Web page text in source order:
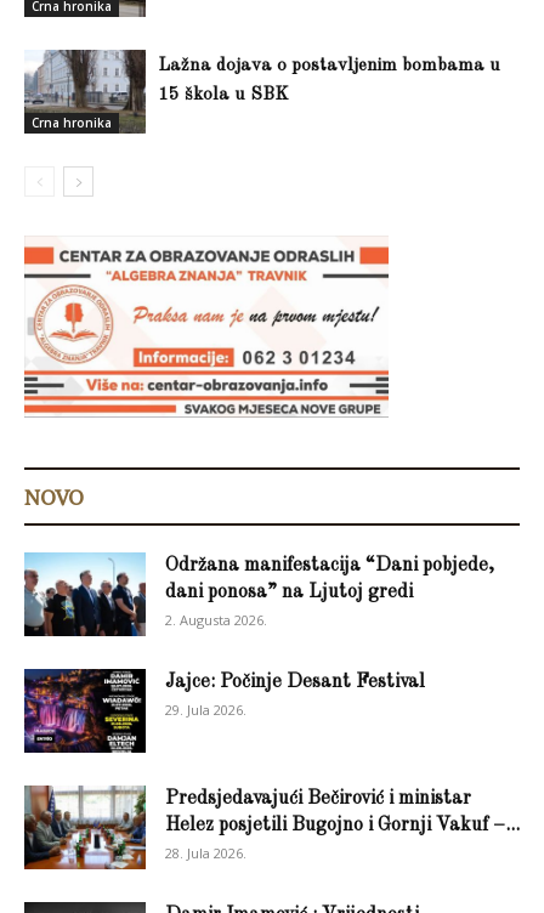
Crna hronika
Crna hronika
Lažna dojava o postavljenim bombama u
15 škola u SBK
NOVO
Održana manifestacija “Dani pobjede,
dani ponosa” na Ljutoj gredi
2. Augusta 2026.
Jajce: Počinje Desant Festival
29. Jula 2026.
Predsjedavajući Bečirović i ministar
Helez posjetili Bugojno i Gornji Vakuf –...
28. Jula 2026.